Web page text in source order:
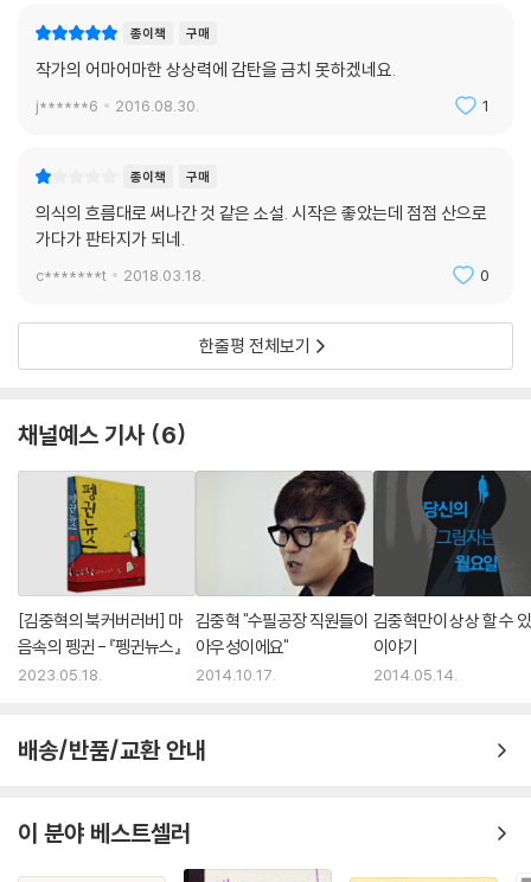
한다. 그곳은 함정이나 구덩이일 수도, 또 생각지 못한 행운일 수도 있다.
하지만 상관없다. 다시 주사위는 던져지고, 말은 또다시 이동한다.
말일지도 몰랐다. 누군가 자신을 위해 주사위를 던져주는 거라면, 모노는
온전히 그 주사위에 자신을 의지하고 싶었다.(167~168쪽)
어느 날 아침, 잠을 푹 자고 일어난 모노는 눈을 뜨자마자 「헬로, 모노레일」
시작했다. 모노는 지도를 펼친 다음 유럽의 모든 도시 위에다―도시 위를
날아다니는, 붕 떠 있는―가상의 모노레일을 하루 만에 건설했고, 곧바로
김중혁 소설의 다른 주인공들과 다르지 않게, 『미스터 모노레일』의 주인공
들은 학교나 사회에서 인정받는 대한민국 상위 *%가 아니다. 한없이 머뭇
거리고 수줍은 소심한 일반인들, 하지만 각자가 모두 제 삶의 주인공인 우
리들이다.
보드게임 「헬로, 모노레일」을 만든 모노와 그의 ‘친구들’은 예기치 않게, 자
신의 의지와는 아무 상관도 없이, 어떤 사건의 한복판으로 들어간다. 그러
고는, 자신이 만든 게임의 말이 된 듯, 누군가 던져놓은 주사위가 보여주는
숫자만큼 사건에 가까워졌다가 다시 멀어지고, 함정을 만나고, 해결하고,
그리고 종착역을 향해 다가간다.
로 다음 도시로 가게 되는 것은 아닐까. 모노는 주머니 속 주사위를 만지작
전진하면 덴마크의 코펜하겐이었다. 그렇게 빨리 한국으로 돌아가고 싶었
다. 하지만 로마는 현실이었다. 꿈도 게임도 아니었다.(89쪽)
종이책 구매
작가의 어마어마한 상상력에 감탄을 금치 못하겠네요.
j******6 2016.08.30. 1
종이책 구매
의식의 흐름대로 써나간 것 같은 소설. 시작은 좋았는데 점점 산으로
가다가 판타지가 되네.
c*******t 2018.03.18. 0
한줄평 전체보기
채널예스 기사 6
[김중혁의 북커버러버] 마
음속의 펭귄 - 『펭귄뉴스』
2023.05.18.
김중혁 "수필공장 직원들이
아우성이에요"
2014.10.17.
김중혁만이 상상 할 수
이야기
2014.05.14.
배송/반품/교환 안내
이 분야 베스트셀러